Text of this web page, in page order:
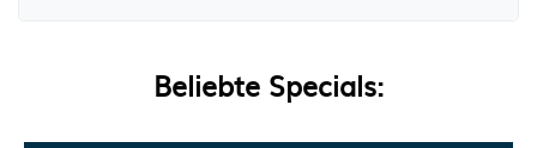
Beliebte Specials: